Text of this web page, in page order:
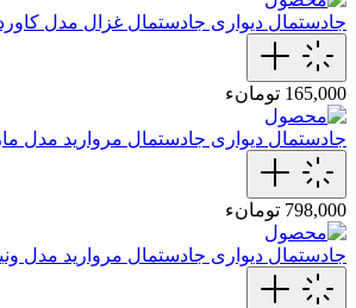
جادستمال دیواری جادستمال غزال مدل
165,000 تومانء
جادستمال دیواری جادستمال‌ مروارید مدل
798,000 تومانء
جادستمال دیواری جادستمال مروارید مدل